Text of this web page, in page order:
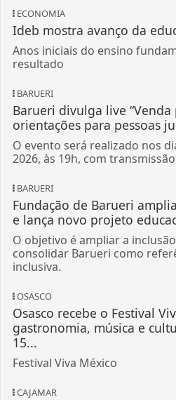
ECONOMIA
Ideb mostra avanço da
Anos iniciais do ensino
resultado
BARUERI
Barueri divulga live “Venda
orientações para pessoas
O evento será realizado nos
2026, às 19h, com
BARUERI
Fundação de Barueri
e lança novo projeto
O objetivo é ampliar a
consolidar Barueri como
inclusiva.
OSASCO
Osasco recebe o Festival
gastronomia, música e
15...
Festival Viva México
CAJAMAR